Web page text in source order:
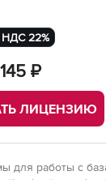
НДС 22%
₽
ЛИЦЕНЗИЮ
для работы с